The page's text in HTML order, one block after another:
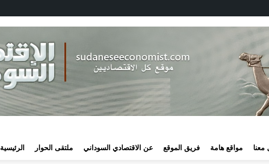
الرئيسية ملتقى الحوار عن الاقتصادي السوداني فريق الموقع مواقع هامة